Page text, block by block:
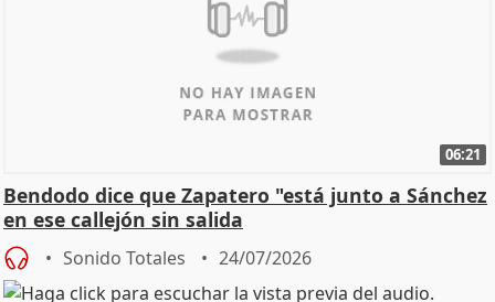
06:21
Bendodo dice que Zapatero "está junto a Sánchez
en ese callejón sin salida
Sonido Totales 24/07/2026